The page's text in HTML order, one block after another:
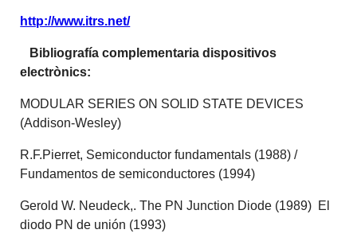
http://www.itrs.net/
Bibliografía complementaria dispositivos
electrònics:
MODULAR SERIES ON SOLID STATE DEVICES
(Addison-Wesley)
R.F.Pierret, Semiconductor fundamentals (1988) /
Fundamentos de semiconductores (1994)
Gerold W. Neudeck,. The PN Junction Diode (1989) El
diodo PN de unión (1993)